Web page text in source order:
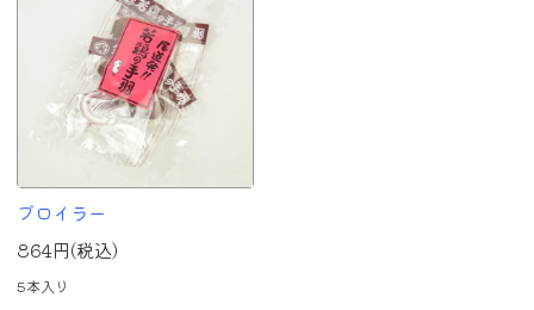
ブロイラー
864円(税込)
5本入り